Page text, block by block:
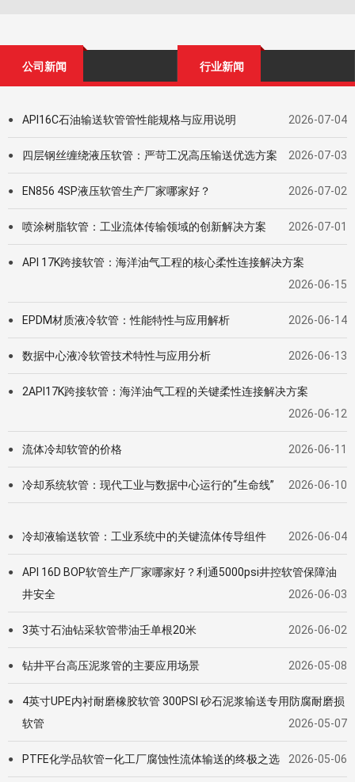
公司新闻 行业新闻
● API16C石油输送软管管性能规格与应用说明 2026-07-04
● 四层钢丝缠绕液压软管：严苛工况高压输送优选方案 2026-07-03
● EN856 4SP液压软管生产厂家哪家好？ 2026-07-02
● 喷涂树脂软管：工业流体传输领域的创新解决方案 2026-07-01
●
API 17K跨接软管：海洋油气工程的核心柔性连接解决方案
2026-06-15
● EPDM材质液冷软管：性能特性与应用解析 2026-06-14
● 数据中心液冷软管技术特性与应用分析 2026-06-13
●
2API17K跨接软管：海洋油气工程的关键柔性连接解决方案
2026-06-12
● 流体冷却软管的价格 2026-06-11
● 冷却系统软管：现代工业与数据中心运行的“生命线” 2026-06-10
● 冷却液输送软管：工业系统中的关键流体传导组件 2026-06-04
●
API 16D BOP软管生产厂家哪家好？利通5000psi井控软管保障油
井安全
2026-06-03
● 3英寸石油钻采软管带油壬单根20米 2026-06-02
● 钻井平台高压泥浆管的主要应用场景 2026-05-08
●
4英寸UPE内衬耐磨橡胶软管 300PSI 砂石泥浆输送专用防腐耐磨损
软管
2026-05-07
● PTFE化学品软管—化工厂腐蚀性流体输送的终极之选 2026-05-06